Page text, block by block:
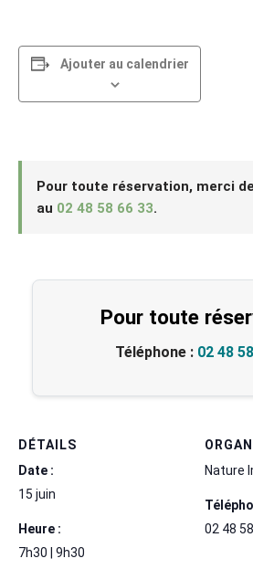
Ajouter au calendrier
Pour toute réservation, merci
au 02 48 58 66 33.
Pour toute
Téléphone : 02 48
DÉTAILS
Date :
15 juin
Heure :
7h30 | 9h30
Nature
02 48